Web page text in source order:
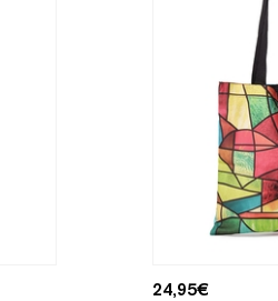
24,95€